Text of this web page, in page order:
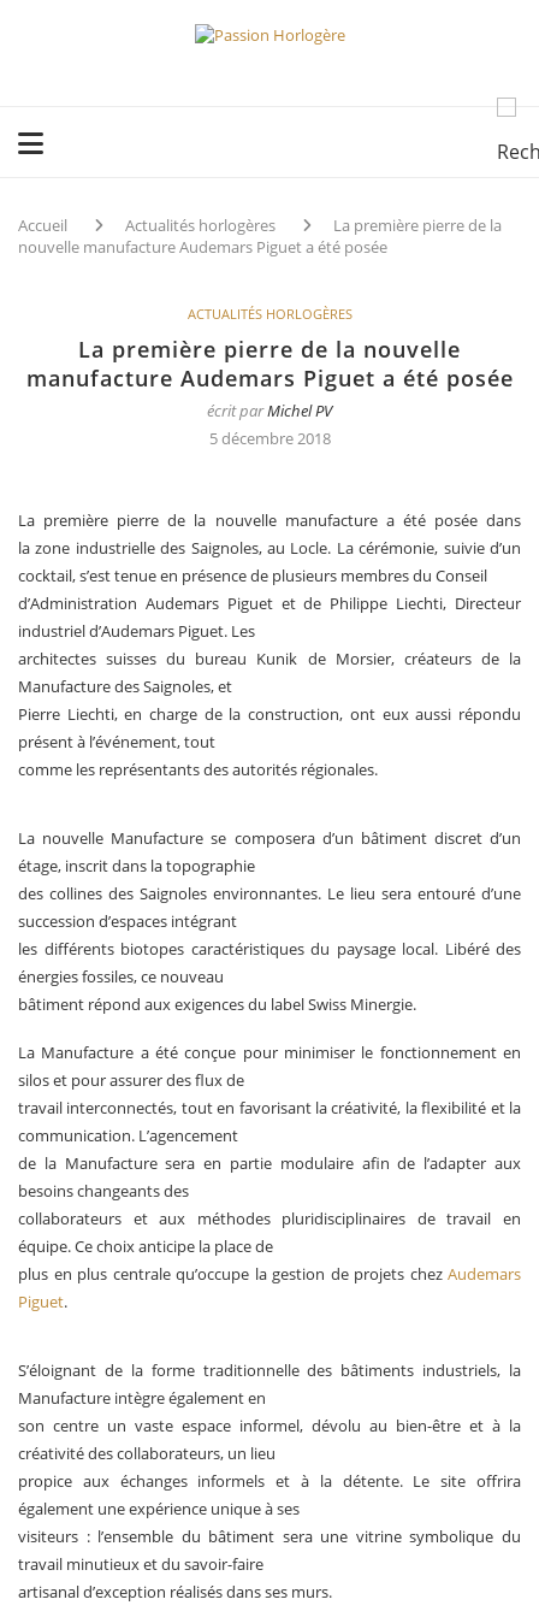
Accueil Actualités horlogères
La première pierre de la
nouvelle manufacture Audemars Piguet a été posée
ACTUALITÉS HORLOGÈRES
La première pierre de la nouvelle
manufacture Audemars Piguet a été posée
écrit parMichel PV
5 décembre 2018
La première pierre de la nouvelle manufacture a été posée dans
la zone industrielle des Saignoles, au Locle. La cérémonie, suivie d’un
cocktail, s’est tenue en présence de plusieurs membres du Conseil
d’Administration Audemars Piguet et de Philippe Liechti, Directeur
industriel d’Audemars Piguet. Les
architectes suisses du bureau Kunik de Morsier, créateurs de la
Manufacture des Saignoles, et
Pierre Liechti, en charge de la construction, ont eux aussi répondu
présent à l’événement, tout
comme les représentants des autorités régionales.
La nouvelle Manufacture se composera d’un bâtiment discret d’un
étage, inscrit dans la topographie
des collines des Saignoles environnantes. Le lieu sera entouré d’une
succession d’espaces intégrant
les différents biotopes caractéristiques du paysage local. Libéré des
énergies fossiles, ce nouveau
bâtiment répond aux exigences du label Swiss Minergie.
La Manufacture a été conçue pour minimiser le fonctionnement en
silos et pour assurer des flux de
travail interconnectés, tout en favorisant la créativité, la flexibilité et la
communication. L’agencement
de la Manufacture sera en partie modulaire afin de l’adapter aux
besoins changeants des
collaborateurs et aux méthodes pluridisciplinaires de travail en
équipe. Ce choix anticipe la place de
plus en plus centrale qu’occupe la gestion de projets chez Audemars
Piguet.
S’éloignant de la forme traditionnelle des bâtiments industriels, la
Manufacture intègre également en
son centre un vaste espace informel, dévolu au bien-être et à la
créativité des collaborateurs, un lieu
propice aux échanges informels et à la détente. Le site offrira
également une expérience unique à ses
visiteurs : l’ensemble du bâtiment sera une vitrine symbolique du
travail minutieux et du savoir-faire
artisanal d’exception réalisés dans ses murs.